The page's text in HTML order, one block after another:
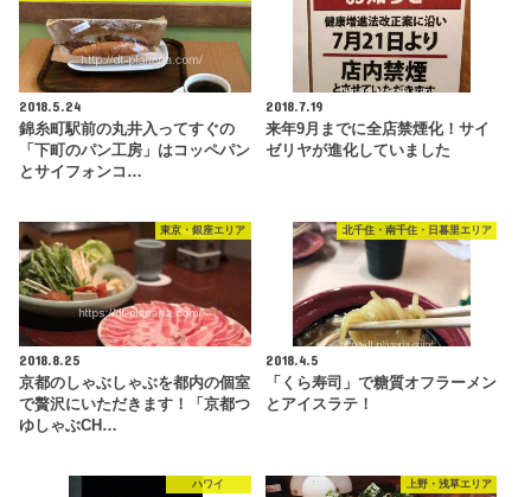
2018.5.24
錦糸町駅前の丸井入ってすぐの
「下町のパン工房」はコッペパン
とサイフォンコ…
2018.7.19
来年9月までに全店禁煙化！サイ
ゼリヤが進化していました
東京・銀座エリア
2018.8.25
京都のしゃぶしゃぶを都内の個室
で贅沢にいただきます！「京都つ
ゆしゃぶCH…
北千住・南千住・日暮里エリア
2018.4.5
「くら寿司」で糖質オフラーメン
とアイスラテ！
ハワイ 上野・浅草エリア